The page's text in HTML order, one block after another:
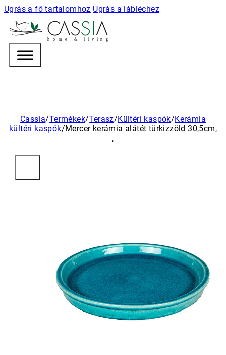
Ugrás a fő tartalomhoz Ugrás a lábléchez
h o m e & l i v i n g
Cassia/Termékek/Terasz/Kültéri kaspók/Kerámia
kültéri kaspók/Mercer kerámia alátét türkizzöld 30,5cm,
,